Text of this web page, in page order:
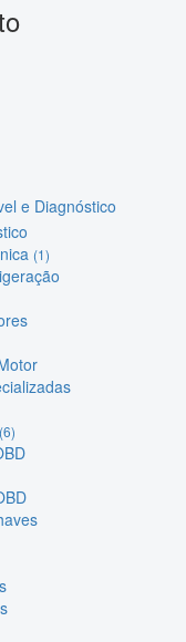
e Diagnóstico
(1)
(6)